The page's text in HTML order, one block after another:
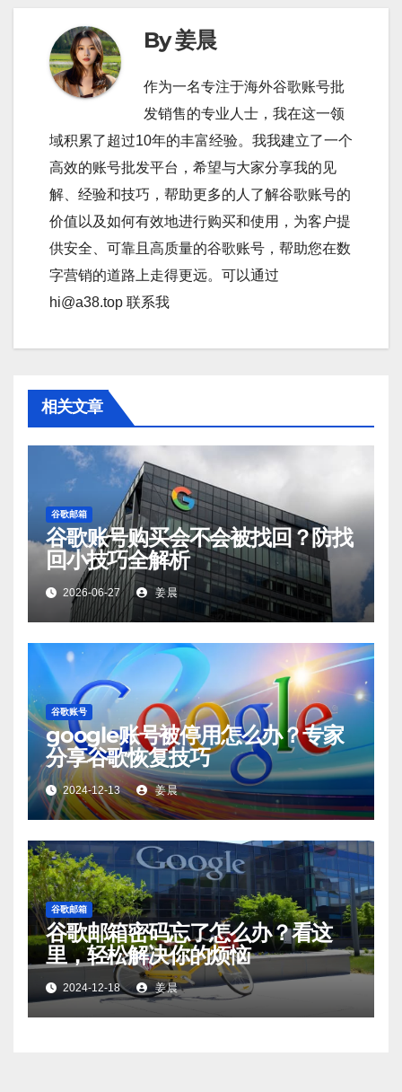
By 姜晨
作为一名专注于海外谷歌账号批
发销售的专业人士，我在这一领
域积累了超过10年的丰富经验。我我建立了一个
高效的账号批发平台，希望与大家分享我的见
解、经验和技巧，帮助更多的人了解谷歌账号的
价值以及如何有效地进行购买和使用，为客户提
供安全、可靠且高质量的谷歌账号，帮助您在数
字营销的道路上走得更远。可以通过
hi@a38.top 联系我
相关文章
谷歌邮箱
谷歌账号购买会不会被找回？防找
回小技巧全解析
2026-06-27 姜晨
谷歌账号
google账号被停用怎么办？专家
分享谷歌恢复技巧
2024-12-13 姜晨
谷歌邮箱
谷歌邮箱密码忘了怎么办？看这
里，轻松解决你的烦恼
2024-12-18 姜晨